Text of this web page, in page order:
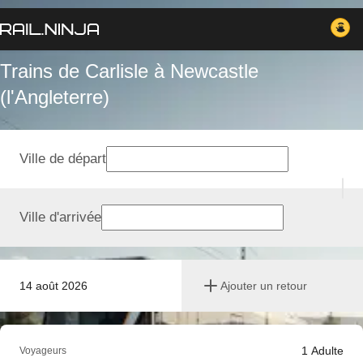
Trains de Carlisle à Newcastle
(l'Angleterre)
14 août 2026 Ajouter un retour
Ville de départ
Ville d'arrivée
Voyageurs 1 Adulte